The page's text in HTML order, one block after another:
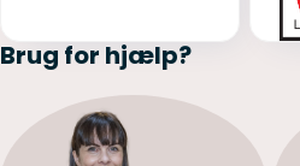
Brug for hjælp?